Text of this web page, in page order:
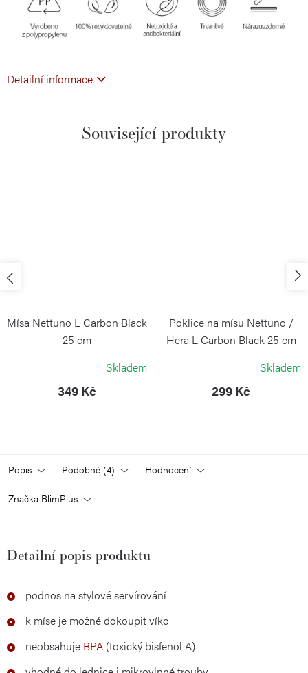
Detailní informace
Související produkty
Mísa Nettuno L Carbon Black
25 cm
Skladem
349 Kč
Poklice na mísu Nettuno /
Hera L Carbon Black 25 cm
Skladem
299 Kč
Popis Podobné (4) Hodnocení
Značka BlimPlus
Detailní popis produktu
podnos na stylové servírování
k míse je možné dokoupit víko
neobsahuje BPA (toxický bisfenol A)